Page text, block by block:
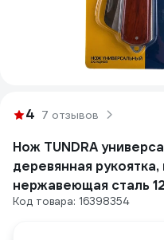
4 7 отзывов
Нож TUNDRA
деревянная
нержавеющая сталь
Код товара: 16398354